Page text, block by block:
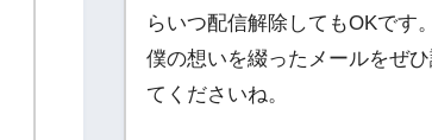
らいつ配信解除してもOKです。
僕の想いを綴ったメールをぜ
てくださいね。